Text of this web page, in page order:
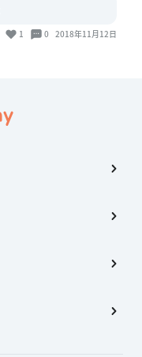
1 0 2018年11月12日